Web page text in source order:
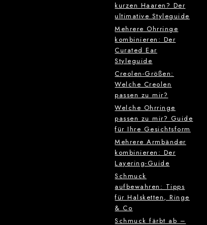
kurzen Haaren? Der
ultimative Styleguide
Mehrere Ohrringe
kombinieren: Der
Curated Ear
Styleguide
Creolen-Größen:
Welche Creolen
passen zu mir?
Welche Ohrringe
passen zu mir? Guide
für Ihre Gesichtsform
Mehrere Armbänder
kombinieren: Der
Layering-Guide
Schmuck
aufbewahren: Tipps
für Halsketten, Ringe
& Co
Schmuck färbt ab –